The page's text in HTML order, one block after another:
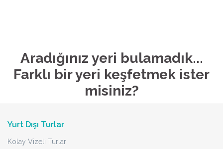
Aradığınız yeri bulamadık...
Farklı bir yeri keşfetmek ister
misiniz?
Yurt Dışı Turlar
Kolay Vizeli Turlar